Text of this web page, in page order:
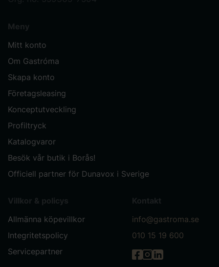
Meny
Mitt konto
Om Gastróma
Skapa konto
Företagsleasing
Konceptutveckling
Profiltryck
Katalogvaror
Besök vår butik i Borås!
Officiell partner för Dunavox i Sverige
Villkor & policys
Allmänna köpevillkor
Integritetspolicy
Servicepartner
Kontakt
info@gastroma.se
010 15 19 600
Gastróma på Facebook
Gastróma på
Gastróma på